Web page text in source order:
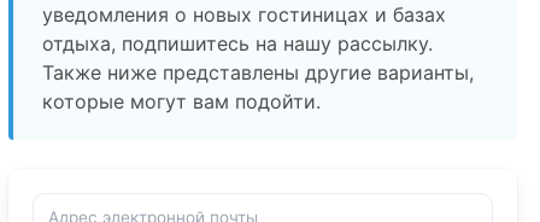
уведомления о новых гостиницах и базах
отдыха, подпишитесь на нашу рассылку.
Также ниже представлены другие варианты,
которые могут вам подойти.